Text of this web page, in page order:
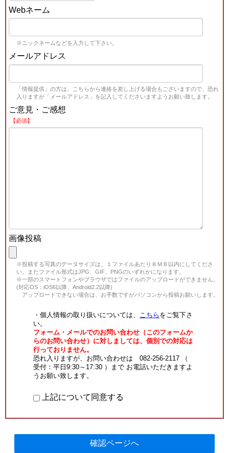
Webネーム
※ニックネームなどを入力して下さい。
メールアドレス
「情報提供」の方は、こちらから連絡を差し上げる場合もございますので、恐れ
入りますが「メールアドレス」を記入してくださいますようお願い致します。
ご意見・ご感想
【必須】
画像投稿
※投稿する写真のデータサイズは、１ファイルあたり８ＭＢ以内にしてくださ
い。またファイル形式はJPG、GIF、PNGのいずれかになります。
※一部のスマートフォンやブラウザではファイルのアップロードができません。
(対応OS：iOS6以降、Android2.2以降)
アップロードできない場合は、お手数ですがパソコンから投稿お願いします。
・個人情報の取り扱いについては、 こちら をご覧下さ
い。
フォーム・メールでのお問い合わせ（このフォームか
らのお問い合わせ）に対しましては、個別での対応は
行っておりません。
恐れ入りますが、お問い合わせは 082-256-2117 （
受付：平日9:30～17:30 ）まで お電話いただきますよ
うお願い致します。
上記について同意する
確認ページへ